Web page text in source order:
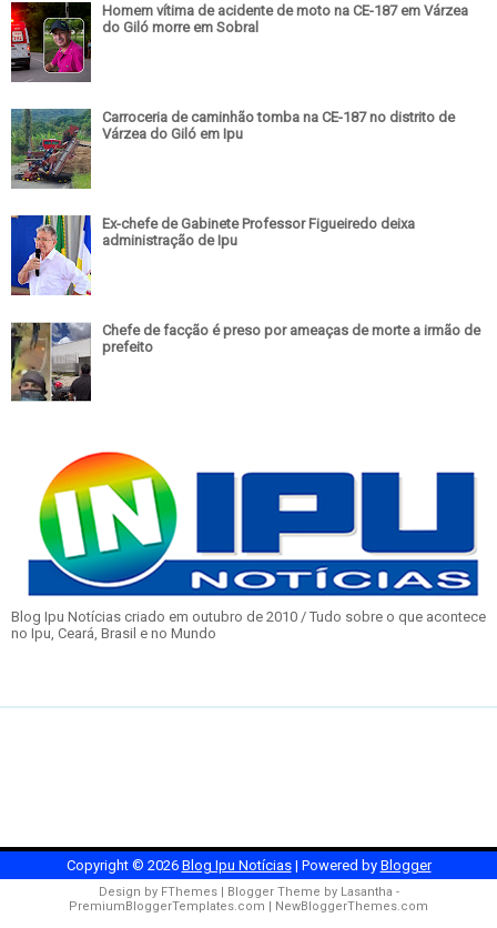
Homem vítima de acidente de moto na CE-187 em Várzea
do Giló morre em Sobral
Carroceria de caminhão tomba na CE-187 no distrito de
Várzea do Giló em Ipu
Ex-chefe de Gabinete Professor Figueiredo deixa
administração de Ipu
Chefe de facção é preso por ameaças de morte a irmão de
prefeito
Blog Ipu Notícias criado em outubro de 2010 / Tudo sobre o que acontece
no Ipu, Ceará, Brasil e no Mundo
Copyright © 2026 Blog Ipu Notícias| Powered by Blogger
Design by FThemes| Blogger Theme by Lasantha -
PremiumBloggerTemplates.com | NewBloggerThemes.com